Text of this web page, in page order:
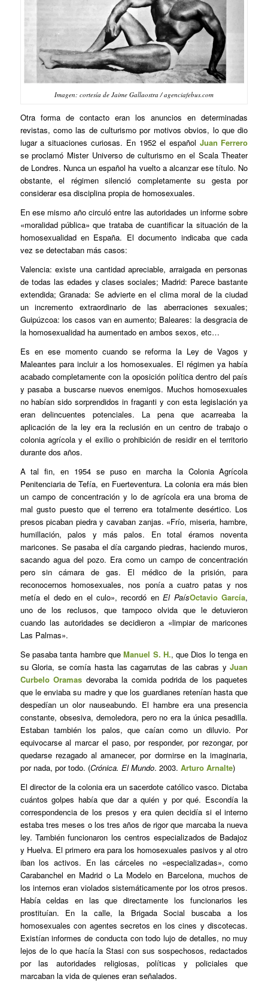
Imagen: cortesía de Jaime Gallaostra / agenciafebus.com
Otra forma de contacto eran los anuncios en determinadas
revistas, como las de culturismo por motivos obvios, lo que dio
lugar a situaciones curiosas. En 1952 el español Juan Ferrero
se proclamó Mister Universo de culturismo en el Scala Theater
de Londres. Nunca un español ha vuelto a alcanzar ese título. No
obstante, el régimen silenció completamente su gesta por
considerar esa disciplina propia de homosexuales.
En ese mismo año circuló entre las autoridades un informe sobre
«moralidad pública» que trataba de cuantificar la situación de la
homosexualidad en España. El documento indicaba que cada
vez se detectaban más casos:
Valencia: existe una cantidad apreciable, arraigada en personas
de todas las edades y clases sociales; Madrid: Parece bastante
extendida; Granada: Se advierte en el clima moral de la ciudad
un incremento extraordinario de las aberraciones sexuales;
Guipúzcoa: los casos van en aumento; Baleares: la desgracia de
la homosexualidad ha aumentado en ambos sexos, etc…
Es en ese momento cuando se reforma la Ley de Vagos y
Maleantes para incluir a los homosexuales. El régimen ya había
acabado completamente con la oposición política dentro del país
y pasaba a buscarse nuevos enemigos. Muchos homosexuales
no habían sido sorprendidos in fraganti y con esta legislación ya
eran delincuentes potenciales. La pena que acarreaba la
aplicación de la ley era la reclusión en un centro de trabajo o
colonia agrícola y el exilio o prohibición de residir en el territorio
durante dos años.
A tal fin, en 1954 se puso en marcha la Colonia Agrícola
Penitenciaria de Tefía, en Fuerteventura. La colonia era más bien
un campo de concentración y lo de agrícola era una broma de
mal gusto puesto que el terreno era totalmente desértico. Los
presos picaban piedra y cavaban zanjas. «Frío, miseria, hambre,
humillación, palos y más palos. En total éramos noventa
maricones. Se pasaba el día cargando piedras, haciendo muros,
sacando agua del pozo. Era como un campo de concentración
pero sin cámara de gas. El médico de la prisión, para
reconocernos homosexuales, nos ponía a cuatro patas y nos
metía el dedo en el culo», recordó enEl PaísOctavio García,
uno de los reclusos, que tampoco olvida que le detuvieron
cuando las autoridades se decidieron a «limpiar de maricones
Las Palmas».
Se pasaba tanta hambre queManuel S. H., que Dios lo tenga en
su Gloria, se comía hasta las cagarrutas de las cabras yJuan
Curbelo Oramas devoraba la comida podrida de los paquetes
que le enviaba su madre y que los guardianes retenían hasta que
despedían un olor nauseabundo. El hambre era una presencia
constante, obsesiva, demoledora, pero no era la única pesadilla.
Estaban también los palos, que caían como un diluvio. Por
equivocarse al marcar el paso, por responder, por rezongar, por
quedarse rezagado al amanecer, por dormirse en la imaginaria,
por nada, por todo. (Crónica. El Mundo. 2003. Arturo Arnalte)
El director de la colonia era un sacerdote católico vasco. Dictaba
cuántos golpes había que dar a quién y por qué. Escondía la
correspondencia de los presos y era quien decidía si el interno
estaba tres meses o los tres años de rigor que marcaba la nueva
ley. También funcionaron los centros especializados de Badajoz
y Huelva. El primero era para los homosexuales pasivos y al otro
iban los activos. En las cárceles no «especializadas», como
Carabanchel en Madrid o La Modelo en Barcelona, muchos de
los internos eran violados sistemáticamente por los otros presos.
Había celdas en las que directamente los funcionarios les
prostituían. En la calle, la Brigada Social buscaba a los
homosexuales con agentes secretos en los cines y discotecas.
Existían informes de conducta con todo lujo de detalles, no muy
lejos de lo que hacía la Stasi con sus sospechosos, redactados
por las autoridades religiosas, políticas y policiales que
marcaban la vida de quienes eran señalados.